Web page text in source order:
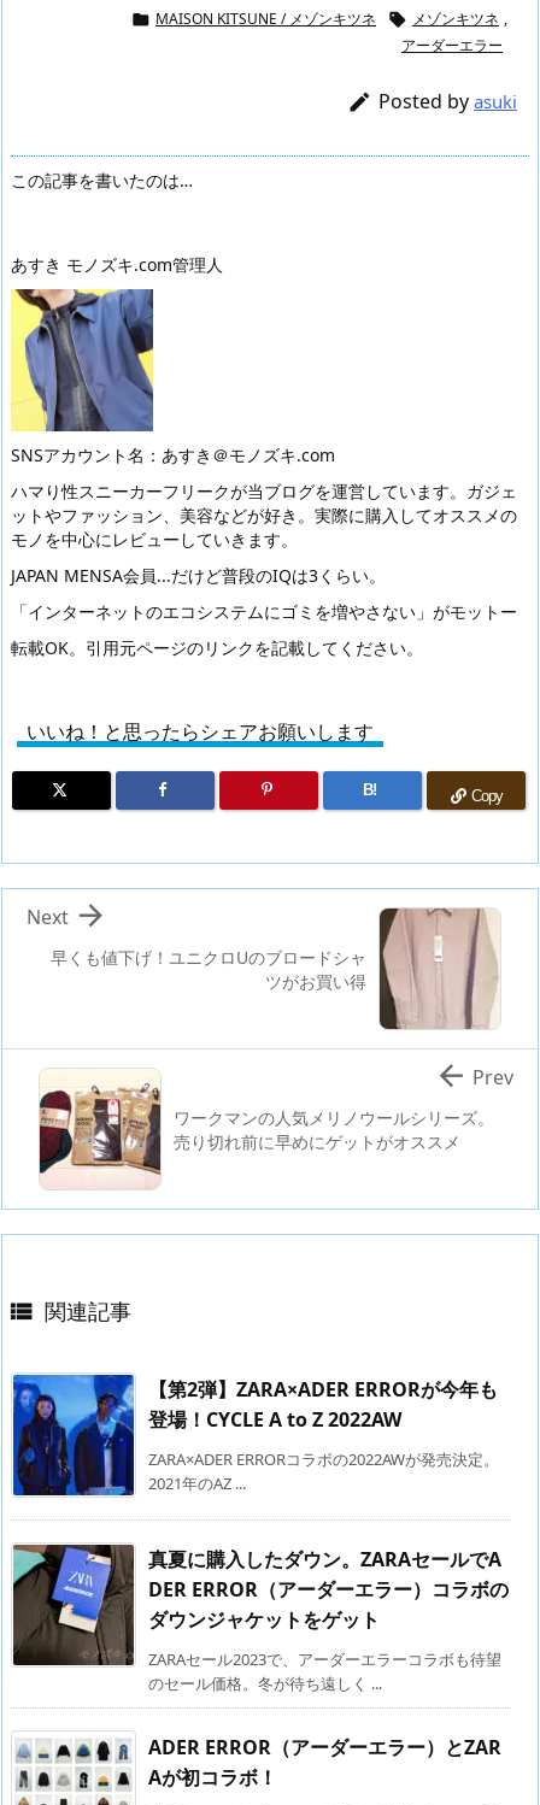
 MAISON KITSUNE / メゾンキツネ  メゾンキツネ ,
アーダーエラー
 Posted by asuki
この記事を書いたのは…
あすき モノズキ.com管理人
SNSアカウント名：あすき＠モノズキ.com
ハマり性スニーカーフリークが当ブログを運営しています。ガジェ
ットやファッション、美容などが好き。実際に購入してオススメの
モノを中心にレビューしていきます。
JAPAN MENSA会員...だけど普段のIQは3くらい。
「インターネットのエコシステムにゴミを増やさない」がモットー
転載OK。引用元ページのリンクを記載してください。
いいね！と思ったらシェアお願いします
B! Copy
早くも値下げ！ユニクロUのブロードシャ
ツがお買い得

Next
ワークマンの人気メリノウールシリーズ。
売り切れ前に早めにゲットがオススメ
 Prev
 関連記事
【第2弾】ZARA×ADER ERRORが今年も
登場！CYCLE A to Z 2022AW
ZARA×ADER ERRORコラボの2022AWが発売決定。
2021年のAZ ...
真夏に購入したダウン。ZARAセールでA
DER ERROR（アーダーエラー）コラボの
ダウンジャケットをゲット
ZARAセール2023で、アーダーエラーコラボも待望
のセール価格。冬が待ち遠しく ...
ADER ERROR（アーダーエラー）とZAR
Aが初コラボ！